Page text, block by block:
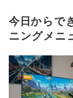
今日からで
ニングメニ